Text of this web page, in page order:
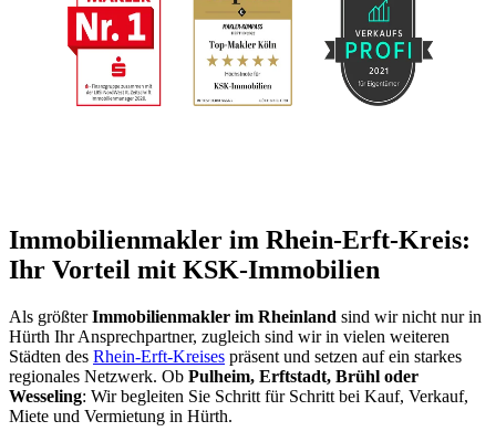
Immobilienmakler im Rhein-Erft-Kreis:
Ihr Vorteil mit KSK-Immobilien
Als größterImmobilienmakler im Rheinland sind wir nicht nur in
Hürth Ihr Ansprechpartner, zugleich sind wir in vielen weiteren
Städten des Rhein-Erft-Kreises präsent und setzen auf ein starkes
regionales Netzwerk. Ob Pulheim, Erftstadt, Brühl oder
Wesseling: Wir begleiten Sie Schritt für Schritt bei Kauf, Verkauf,
Miete und Vermietung in Hürth.